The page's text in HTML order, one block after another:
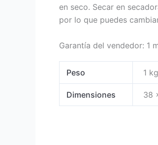
en seco. Secar en
por lo que puedes
Garantía del vendedor: 1
Peso 1 kg
Dimensiones 38